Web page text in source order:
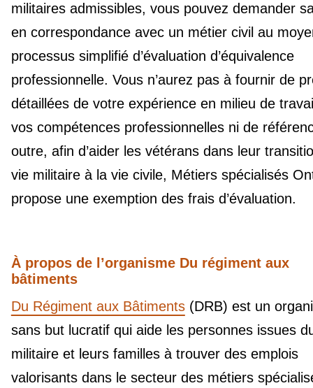
militaires admissibles, vous pouvez demander
en correspondance avec un métier civil au
processus simplifié d’évaluation d’équivalence
professionnelle. Vous n’aurez pas à fournir de
détaillées de votre expérience en milieu de
vos compétences professionnelles ni de
outre, afin d’aider les vétérans dans leur
vie militaire à la vie civile, Métiers spécialisés
propose une exemption des frais d’évaluation.
À propos de l’organisme Du régiment aux
bâtiments
Du Régiment aux Bâtiments(DRB) est un
sans but lucratif qui aide les personnes issues
militaire et leurs familles à trouver des emplois
valorisants dans le secteur des métiers